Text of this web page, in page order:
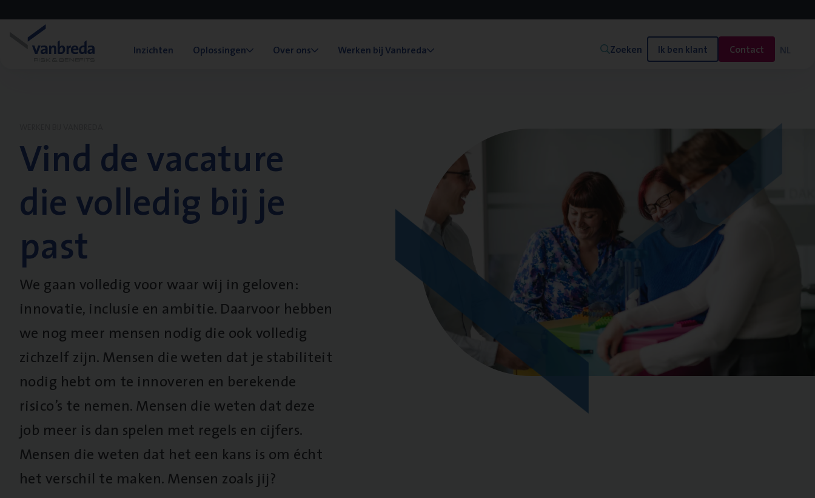
Inzichten Oplossingen Over ons Werken bij Vanbreda Zoeken Ik ben klant Contact NL
Vind de vacature
die volledig bij je
past
We gaan volledig voor waar wij in geloven:
innovatie, inclusie en ambitie. Daarvoor hebben
we nog meer mensen nodig die ook volledig
zichzelf zijn. Mensen die weten dat je stabiliteit
nodig hebt om te innoveren en berekende
risico’s te nemen. Mensen die weten dat deze
job meer is dan spelen met regels en cijfers.
Mensen die weten dat het een kans is om écht
het verschil te maken. Mensen zoals jij?